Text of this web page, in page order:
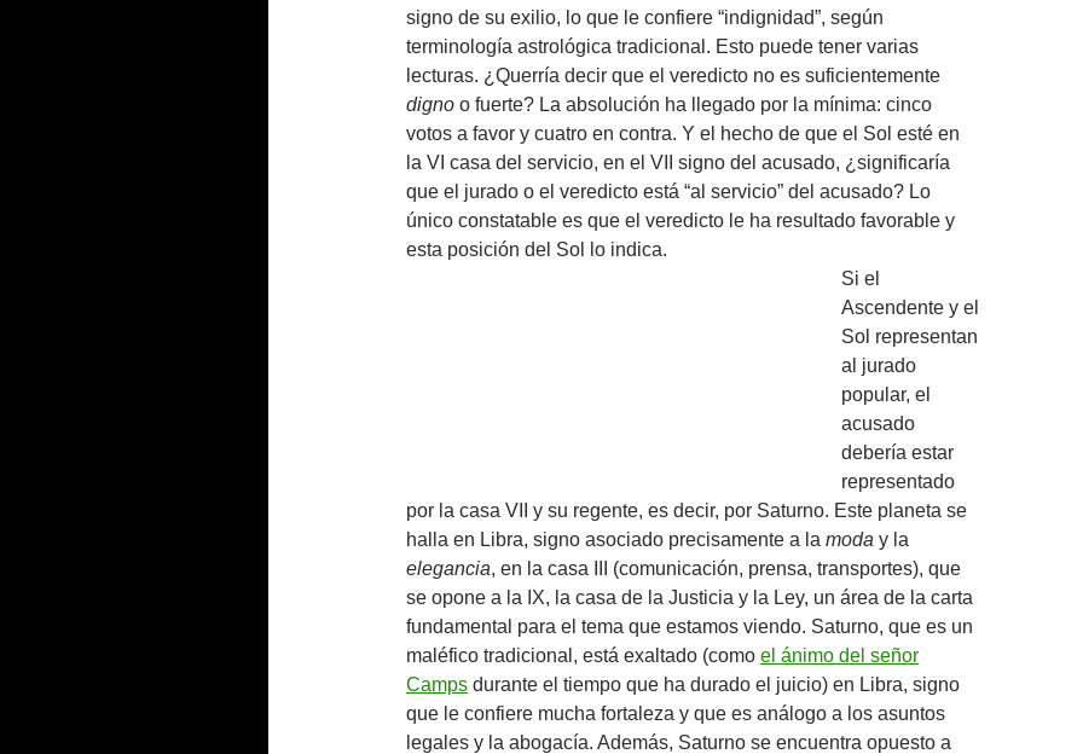
signo de su exilio, lo que le confiere “indignidad”, según
terminología astrológica tradicional. Esto puede tener varias
lecturas. ¿Querría decir que el veredicto no es suficientemente
digno o fuerte? La absolución ha llegado por la mínima: cinco
votos a favor y cuatro en contra. Y el hecho de que el Sol esté en
la VI casa del servicio, en el VII signo del acusado, ¿significaría
que el jurado o el veredicto está “al servicio” del acusado? Lo
único constatable es que el veredicto le ha resultado favorable y
esta posición del Sol lo indica.
Si el
Ascendente y el
Sol representan
al jurado
popular, el
acusado
debería estar
representado
por la casa VII y su regente, es decir, por Saturno. Este planeta se
halla en Libra, signo asociado precisamente a la moda y la
elegancia, en la casa III (comunicación, prensa, transportes), que
se opone a la IX, la casa de la Justicia y la Ley, un área de la carta
fundamental para el tema que estamos viendo. Saturno, que es un
maléfico tradicional, está exaltado (como el ánimo del señor
Camps durante el tiempo que ha durado el juicio) en Libra, signo
que le confiere mucha fortaleza y que es análogo a los asuntos
legales y la abogacía. Además, Saturno se encuentra opuesto a